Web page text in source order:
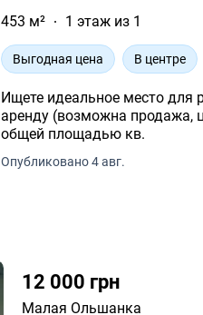
453 м²
1 этаж из 1
Выгодная цена В центре
Ищете идеальное место для
аренду (возможна продажа,
общей площадью кв.
Опубликовано 4 авг.
12 000 грн
Малая Ольшанка